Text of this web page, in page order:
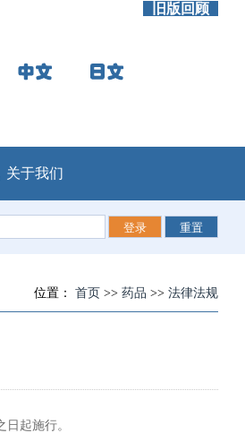
旧版回顾
关于我们
位置： 首页 >> 药品 >> 法律法规
起施行。